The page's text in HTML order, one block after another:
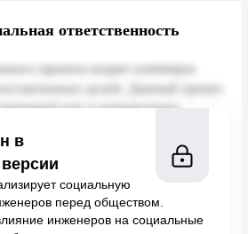
ответственность
в
социальную
перед обществом.
инженеров на социальные